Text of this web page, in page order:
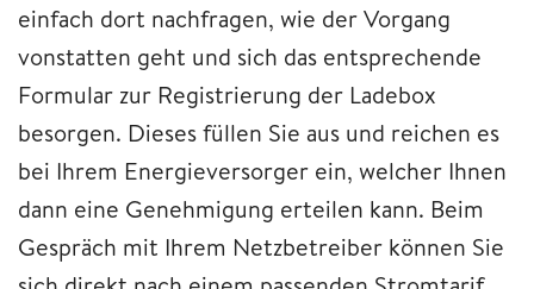
einfach dort nachfragen, wie der Vorgang
vonstatten geht und sich das entsprechende
Formular zur Registrierung der Ladebox
besorgen. Dieses füllen Sie aus und reichen es
bei Ihrem Energieversorger ein, welcher Ihnen
dann eine Genehmigung erteilen kann. Beim
Gespräch mit Ihrem Netzbetreiber können Sie